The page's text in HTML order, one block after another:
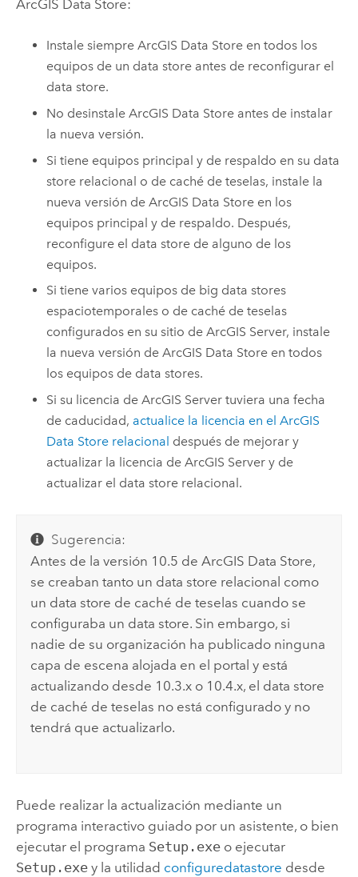
ArcGIS Data Store:
Instale siempreArcGIS Data Store en todos los
equipos de un data store antes de reconfigurar el
data store.
No desinstaleArcGIS Data Store antes de instalar
la nueva versión.
Si tiene equipos principal y de respaldo en su data
store relacional o de caché de teselas, instale la
nueva versión deArcGIS Data Store en los
equipos principal y de respaldo. Después,
reconfigure el data store de alguno de los
equipos.
Si tiene varios equipos de big data stores
espaciotemporales o de caché de teselas
configurados en su sitio deArcGIS Server, instale
la nueva versión deArcGIS Data Store en todos
los equipos de data stores.
Si su licencia deArcGIS Server tuviera una fecha
de caducidad, actualice la licencia en elArcGIS
Data Store relacional después de mejorar y
actualizar la licencia deArcGIS Server y de
actualizar el data store relacional.
Sugerencia:
Antes de la versión 10.5 deArcGIS Data Store,
se creaban tanto un data store relacional como
un data store de caché de teselas cuando se
configuraba un data store. Sin embargo, si
nadie de su organización ha publicado ninguna
capa de escena alojada en el portal y está
actualizando desde 10.3.x o 10.4.x, el data store
de caché de teselas no está configurado y no
tendrá que actualizarlo.
Puede realizar la actualización mediante un
programa interactivo guiado por un asistente, o bien
ejecutar el programa Setup.exeo ejecutar
Setup.exey la utilidad configuredatastore desde